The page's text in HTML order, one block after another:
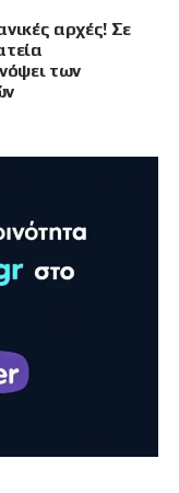
αρχές! Σε
των